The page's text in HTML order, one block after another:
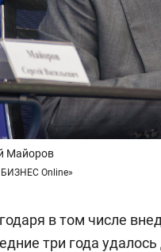
Майоров
Online»
в том числе
три года